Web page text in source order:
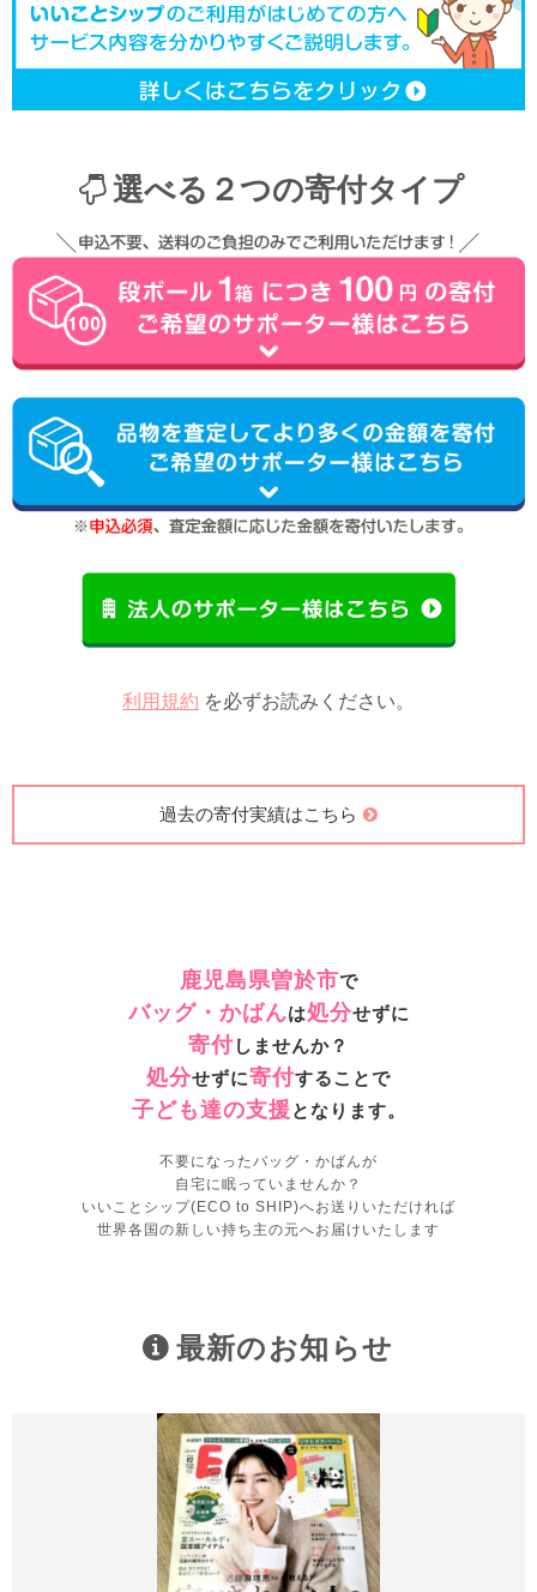
選べる２つの寄付タイプ
利用規約 を必ずお読みください。
過去の寄付実績はこちら
鹿児島県曽於市で
バッグ・かばんは処分せずに
寄付しませんか？
処分せずに寄付することで
子ども達の支援 となります。
不要になったバッグ・かばんが
自宅に眠っていませんか？
いいことシップ(ECO to SHIP)へお送りいただければ
世界各国の新しい持ち主の元へお届けいたします
最新のお知らせ